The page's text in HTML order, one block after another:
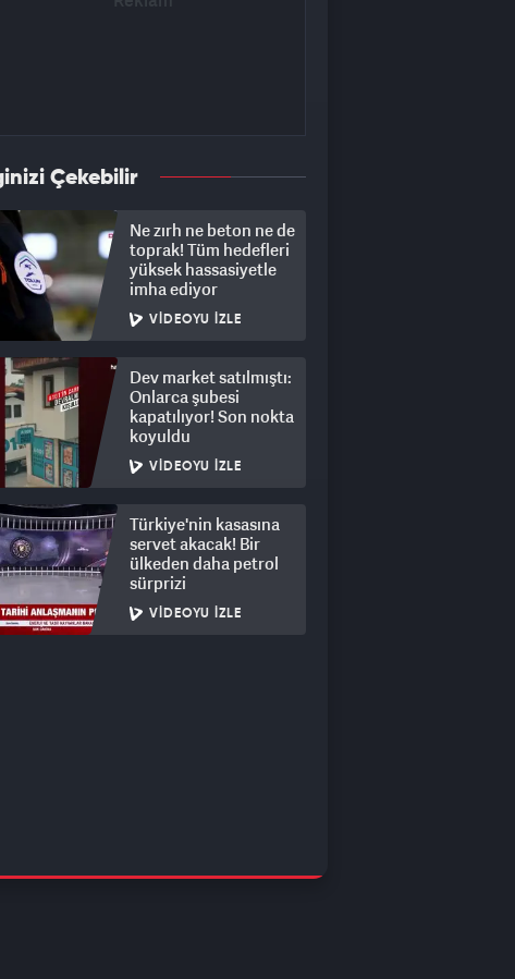
Çekebilir
Ne zırh ne beton ne de
toprak! Tüm hedefleri
yüksek hassasiyetle
imha ediyor
VIDEOYU İZLE
Dev market satılmıştı:
Onlarca şubesi
kapatılıyor! Son nokta
koyuldu
VIDEOYU İZLE
Türkiye'nin kasasına
servet akacak! Bir
ülkeden daha petrol
sürprizi
VIDEOYU İZLE